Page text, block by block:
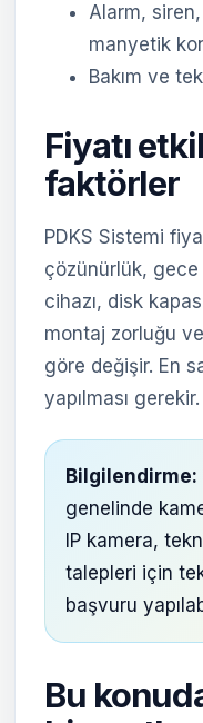
Alarm,
manyetik
Bakım ve
Fiyatı
faktörler
PDKS Sistemi
çözünürlük,
cihazı, disk
montaj zorluğu
göre değişir. En
yapılması gerekir.
Bilgilendirme:
genelinde
IP kamera,
talepleri için
başvuru
Bu